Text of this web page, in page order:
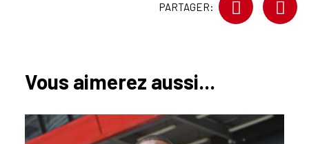
PARTAGER:
Vous aimerez aussi...